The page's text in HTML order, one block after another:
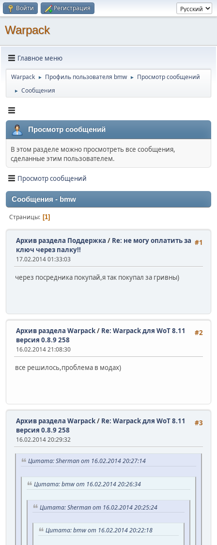
Войти Регистрация
Warpack
Главное меню
Warpack ► Профиль пользователя bmw ► Просмотр сообщений
► Сообщения
Просмотр сообщений
В этом разделе можно просмотреть все сообщения,
сделанные этим пользователем.
Просмотр сообщений
Сообщения - bmw
Страницы 1
#1
Архив раздела Поддержка / Re: не могу оплатить за
ключ через палку!!
17.02.2014 01:33:03
через посредника покупай,я так покупал за гривны)
#2
Архив раздела Warpack/ Re: Warpack для WoT 8.11
версия 0.8.9 258
16.02.2014 21:08:30
все решилось,проблема в модах)
#3
Архив раздела Warpack/ Re: Warpack для WoT 8.11
версия 0.8.9 258
16.02.2014 20:29:32
Цитата: Sherman от 16.02.2014 20:27:14
Цитата: bmw от 16.02.2014 20:26:34
Цитата: Sherman от 16.02.2014 20:25:24
Цитата: bmw от 16.02.2014 20:22:18